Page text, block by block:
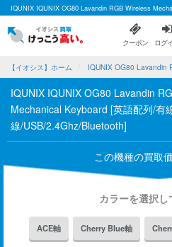
IQUNIX IQUNIX OG80 Lavandin RGB Wireless
クーポン ログ
【イオシス】ホーム IQUNIX OG80 Lavandin
IQUNIX IQUNIX OG80 Lavandin
Mechanical Keyboard [英語配列/有
線/USB/2.4Ghz/Bluetooth]
この機種の買取
カラーを選択
ACE軸 Cherry Blue軸